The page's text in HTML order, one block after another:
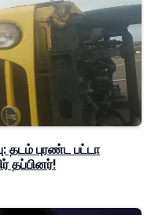
தடம் புரண்ட பட்டா
தப்பினர்!